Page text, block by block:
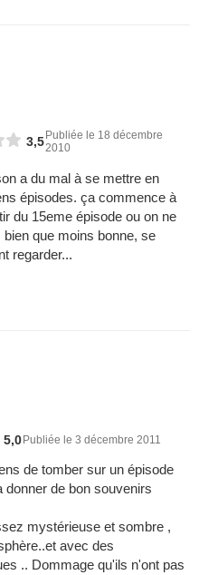
3,5Publiée le 18 décembre
2010
a du mal à se mettre en
épisodes. ça commence à
du 15eme épisode ou on ne
que moins bonne, se
regarder...
5,0Publiée le 3 décembre 2011
de tomber sur un épisode
donner de bon souvenirs
mystérieuse et sombre ,
avec des
.. Dommage qu'ils n'ont pas